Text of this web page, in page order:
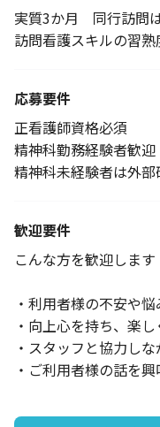
実質3か月 同行訪問
訪問看護スキルの習熟
応募要件
正看護師資格必須
精神科勤務経験者歓迎
精神科未経験者は外部
歓迎要件
こんな方を歓迎します
・利用者様の不安や
・向上心を持ち、楽
・スタッフと協力し
・ご利用者様の話を